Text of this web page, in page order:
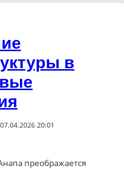
в
07.04.2026 20:01
преображается